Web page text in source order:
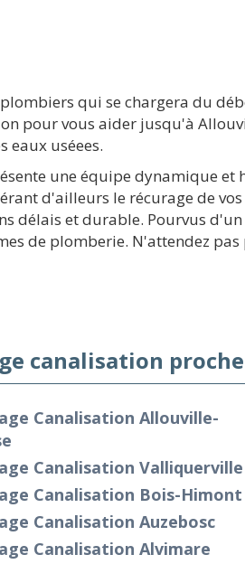
qui se chargera du
pour vous aider jusqu'à
eaux uséees.
une équipe dynamique et
d'ailleurs le récurage de
délais et durable. Pourvus
de plomberie. N'attendez
canalisation
Canalisation Allouville-
Canalisation Valliquerville
Canalisation Bois-Himont
Canalisation Auzebosc
Canalisation Alvimare